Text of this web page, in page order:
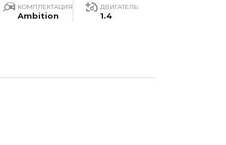
КОМПЛЕКТАЦИЯ
Ambition
ДВИГАТЕЛЬ
1.4